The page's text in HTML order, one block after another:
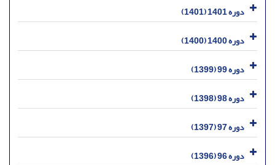
دوره 1401 (1401)
دوره 1400 (1400)
دوره 99 (1399)
دوره 98 (1398)
دوره 97 (1397)
دوره 96 (1396)